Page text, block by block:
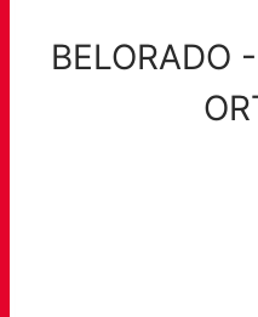
BELORADO